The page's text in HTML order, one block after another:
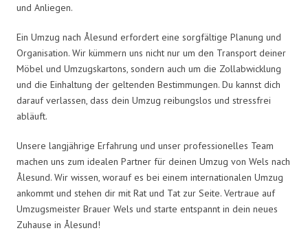
und Anliegen.
Ein Umzug nach Ålesund erfordert eine sorgfältige Planung und
Organisation. Wir kümmern uns nicht nur um den Transport deiner
Möbel und Umzugskartons, sondern auch um die Zollabwicklung
und die Einhaltung der geltenden Bestimmungen. Du kannst dich
darauf verlassen, dass dein Umzug reibungslos und stressfrei
abläuft.
Unsere langjährige Erfahrung und unser professionelles Team
machen uns zum idealen Partner für deinen Umzug von Wels nach
Ålesund. Wir wissen, worauf es bei einem internationalen Umzug
ankommt und stehen dir mit Rat und Tat zur Seite. Vertraue auf
Umzugsmeister Brauer Wels und starte entspannt in dein neues
Zuhause in Ålesund!